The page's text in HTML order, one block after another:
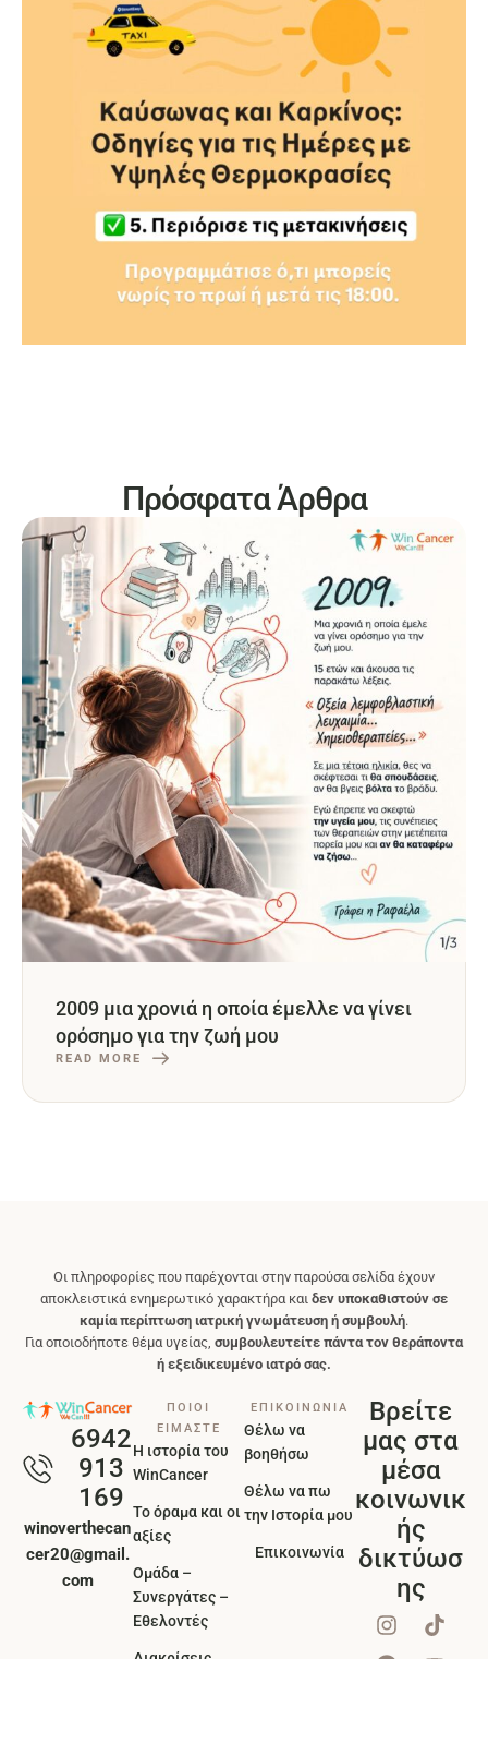
Πρόσφατα Άρθρα
2009 μια χρονιά η οποία έμελλε να γίνει
ορόσημο για την ζωή μου
READ MORE
Οι πληροφορίες που παρέχονται στην παρούσα σελίδα έχουν
αποκλειστικά ενημερωτικό χαρακτήρα και δεν υποκαθιστούν σε
καμία περίπτωση ιατρική γνωμάτευση ή συμβουλή.
Για οποιοδήποτε θέμα υγείας, συμβουλευτείτε πάντα τον θεράποντα
ή εξειδικευμένο ιατρό σας.
6942
913
169
winoverthecan
cer20@gmail.
com
ΠΟΙΟΙ
ΕΙΜΑΣΤΕ
Η ιστορία του
WinCancer
Το όραμα και οι
αξίες
Ομάδα –
Συνεργάτες –
Εθελοντές
Διακρίσεις
ΕΠΙΚΟΙΝΩΝΙΑ
Θέλω να
βοηθήσω
Θέλω να πω
την Ιστορία μου
Επικοινωνία
Βρείτε
μας στα
μέσα
κοινωνικ
ής
δικτύωσ
ης